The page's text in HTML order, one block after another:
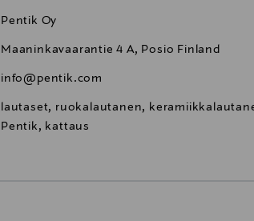
Pentik Oy
Maaninkavaarantie 4 A, Posio Finland
info@pentik.com
lautaset, ruokalautanen,
Pentik, kattaus